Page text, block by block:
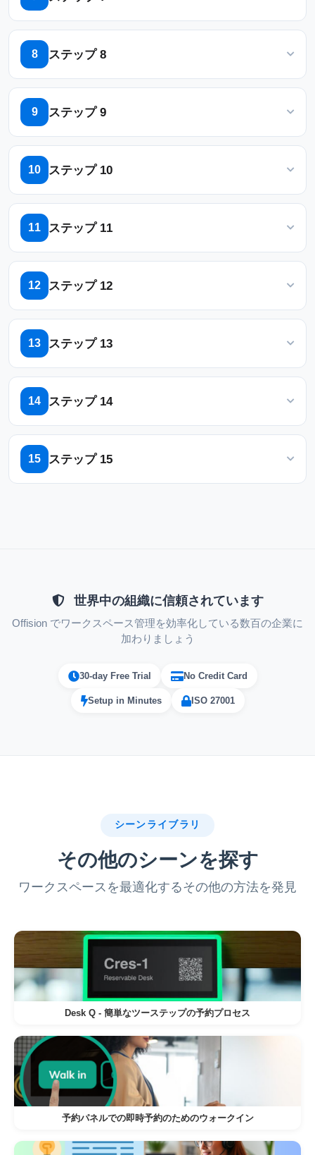
セルフサービスキオスクとモバイルアプリ
用して、外出先で予約を検索、予約、管理
できます。QRコードやNFCカードを使って
予約したお部屋へのチェックインも可能
のニーズに基づいてリソースを見つけるこ
とができます。
部屋の定員。
機器(プロジェクター、ビデオ会議な
ど)。
優先する場所またはレイアウト。
AIを活用した提案
タ、ユーザーの好み、リソースの利用可能
ョンを提案します。この機能により、ユー
ザーがリソースの検索に費やす時間を最小
限に抑えることができます。
プリを開きます。
近くにある利用可能なすべての会議室
ルームを予約すると、確認書がすぐに
カレンダーに表示されます。
替案を提供します。
優先度の低い予約は、自動的に空室に
振り替えられます。
プロジェクトマネージャーは、毎週のチー
ムミーティングを6週間スケジュールしま
チームは、チームの規模に合った部屋
を特定し、6つの日付すべてに空室を確
保します。
定期的な招待は、メールとカレンダー
の統合を通じてすべてのチームメンバ
ーに送信されます。
「リマインダーをメールで送信」に移動し、適切なリ
マインダーを有効にします
8 ステップ 8
「基本ポリシー」に移動し、ポリシーを作成/編集しま
す
9 ステップ 9
「基本」タブに移動し、「チェックインが必要」、
「アーリーチェックアウトを許可する」を有効にしま
す
10 ステップ 10
「予約チャネルの作成/編集」タブに移動し、「ユーザ
ーAPPからの予約を許可する」を有効にします
11 ステップ 11
「システムインターフェース」に移動し、「ホームペ
ージの設定」までスクロールダウンします
12 ステップ 12
「ホーム」、「リアルタイムマップ」、「リソースリ
スト」、「リソースカレンダー」を有効にします
13 ステップ 13
「ユーザーグループ」に移動し、ユーザーグループを
作成/編集します
14 ステップ 14
ユーザーグループに対する「ユーザー」権限を選択し
ます
15 ステップ 15
世界中の組織に信頼されています
Offision でワークスペース管理を効率化している数百の企業に
加わりましょう
30-day Free Trial No Credit Card
Setup in Minutes ISO 27001
シーンライブラリ
その他のシーンを探す
ワークスペースを最適化するその他の方法を発見
Desk Q - 簡単なツーステップの予約プロセス
予約パネルでの即時予約のためのウォークイン